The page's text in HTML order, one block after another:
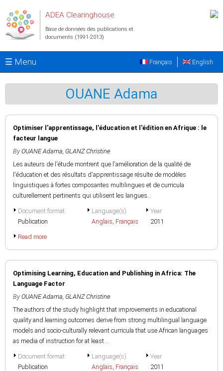
ADEA Clearinghouse
Base de données des publications et
documents (1991-2013)
☰ Menu English
Français
OUANE Adama
Optimiser l'apprentissage, l'éducation et l'édition en Afrique : le
facteur langue
By OUANE Adama, GLANZ Christine
Les auteurs de l'étude montrent que l'amélioration de la qualité de
l'éducation et des résultats d'apprentissage résulte de modèles
linguistiques à fortes composantes multilingues et de curricula
culturellement pertinents qui utilisent les langues...
Document format
Publication
Language(s)
Anglais, Français
Year
2011
Read more
Optimising Learning, Education and Publishing in Africa: The
Language Factor
By OUANE Adama, GLANZ Christine
The authors of the study highlight that improvements in educational
quality and learning outcomes derive from strong multilingual language
models and socio-culturally relevant curricula that use African languages
as media of instruction for at least...
Document format
Publication
Language(s)
Anglais, Français
Year
2011